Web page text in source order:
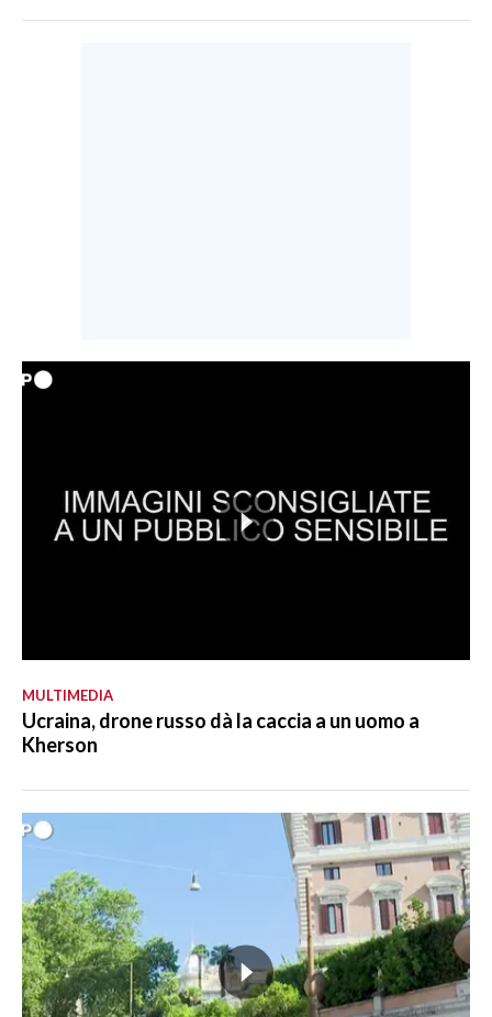
MULTIMEDIA
Ucraina, drone russo dà la caccia a un uomo a
Kherson